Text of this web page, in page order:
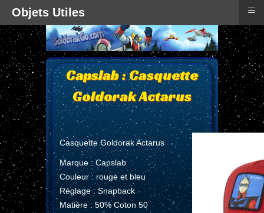
Capslab : Casquette
Goldorak Actarus
Casquette Goldorak Actarus
Marque : Capslab
Couleur : rouge et bleu
Réglage : Snapback
Matière : 50% Coton 50
Objets Utiles ≡